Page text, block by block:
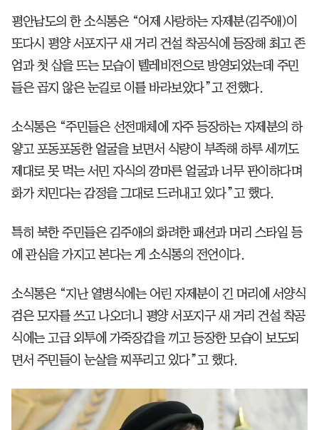
평안남도의 한 소식통은 “어제 사랑하는 자제분(김주애)이
또다시 평양 서포지구 새 거리 건설 착공식에 등장해 최고 존
엄과 첫 삽을 뜨는 모습이 텔레비전으로 방영되었는데 주민
들은 곱지 않은 눈길로 이를 바라보았다”고 전했다.
소식통은 “주민들은 선전매체에 자주 등장하는 자제분의 하
얗고 포동포동한 얼굴을 보면서 식량이 부족해 하루 세끼도
제대로 못 먹는 서민 자식의 깡마른 얼굴과 너무 판이하다며
화가 치민다는 감정을 그대로 드러내고 있다”고 했다.
특히 북한 주민들은 김주애의 화려한 패션과 머리 스타일 등
에 관심을 가지고 본다는 게 소식통의 전언이다.
소식통은 “지난 열병식에는 어린 자제분이 긴 머리에 서양식
검은 모자를 쓰고 나오더니 평양 서포지구 새 거리 건설 착공
식에는 고급 외투에 가죽장갑을 끼고 등장한 모습이 보도되
면서 주민들이 눈살을 찌푸리고 있다”고 했다.